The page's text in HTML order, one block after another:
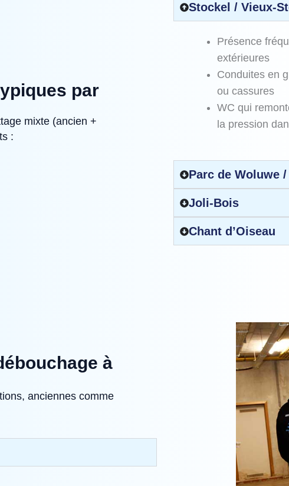
par
mixte (ancien +
:
Stockel /
Présence
extérieures
Conduites en
ou cassures
WC qui
la pression
Parc de Woluwe
Joli‑Bois
Chant d’Oiseau
à
anciennes comme